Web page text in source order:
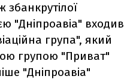
збанкрутілої
"Дніпроавіа" входив
група", який
групою "Приват"
"Дніпроавіа"